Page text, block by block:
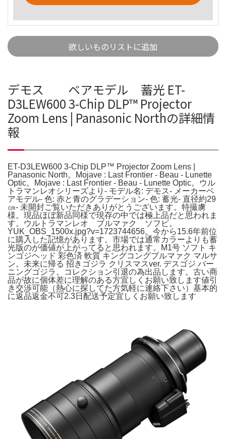
欲しいものリストに追加
デモス ベアモデル 蓄光 ET-
D3LEW600 3-Chip DLP™ Projector
Zoom Lens | Panasonic Northの詳細情
報
ET-D3LEW600 3-Chip DLP™ Projector Zoom Lens |
Panasonic North。Mojave : Last Frontier - Beau - Lunette
Optic。Mojave : Last Frontier - Beau - Lunette Optic。ウル
トラマンレオシリーズより- モデル名: デモス- メーカーベ
アモデル- 色: 赤と青のグラデーション- 色: 蓄光- 直径約29
㎝- 未開封ご覧いただきありがとうございます。特撮虜
様。現品ほぼ新品同様で現存の中では極上品だと思われま
す。ウルトラマンレオ ブルマァク ソフビ。
YUK_OBS_1500x.jpg?v=1723744656。今から15.6年前位
に購入した記憶があります。市場では通常カラーよりも蓄
光版のが価値が上がってると思われます。M1号 ソフト キ
ンゴジヘッド 彩色済 軟質 キングコングブルマァク マルサ
ン。未来に帰る 招きゴジラ クリスマスver. デスゴジ バー
ニングゴジラ。コレクション引退の為出品します。古い商
品が故に個体差に理解のある方宜しくお願い致します値引
き交渉可能（熱心に探してた方気軽に連絡下さい）基本的
に返品返金不可2.3日配送予定宜しくお願い致します